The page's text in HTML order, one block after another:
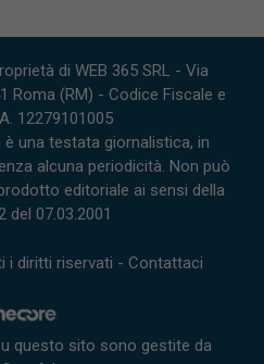
di WEB 365 SRL - Via
Roma (RM) - Codice Fiscale e
12279101005
una testata giornalistica, in
alcuna periodicità. Non può
editoriale ai sensi della
del 07.03.2001
i diritti riservati - Contattaci
questo sito sono gestite da